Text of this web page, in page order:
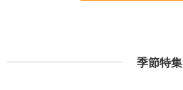
季節特集